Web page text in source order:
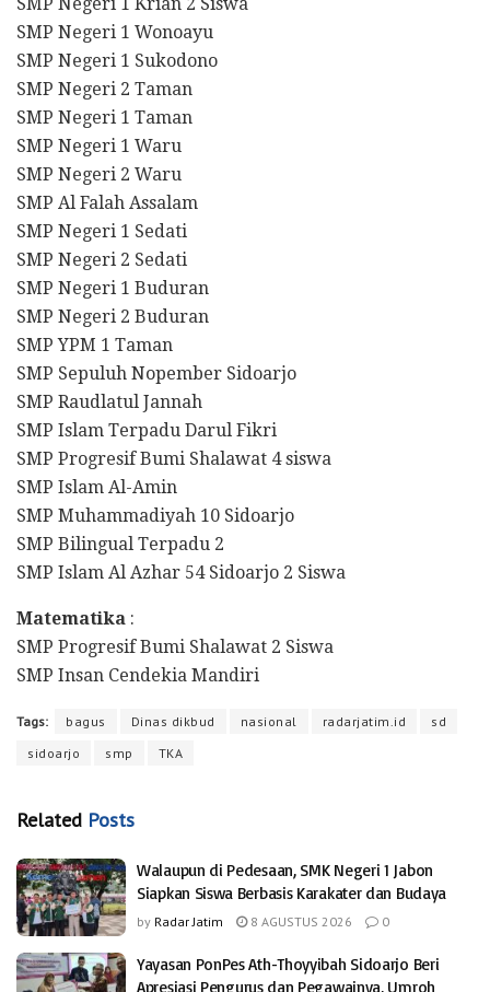
SMP Negeri 1 Wonoayu
SMP Negeri 1 Sukodono
SMP Negeri 2 Taman
SMP Negeri 1 Taman
SMP Negeri 1 Waru
SMP Negeri 2 Waru
SMP Al Falah Assalam
SMP Negeri 1 Sedati
SMP Negeri 2 Sedati
SMP Negeri 1 Buduran
SMP Negeri 2 Buduran
SMP YPM 1 Taman
SMP Sepuluh Nopember Sidoarjo
SMP Raudlatul Jannah
SMP Islam Terpadu Darul Fikri
SMP Progresif Bumi Shalawat 4 siswa
SMP Islam Al-Amin
SMP Muhammadiyah 10 Sidoarjo
SMP Bilingual Terpadu 2
SMP Islam Al Azhar 54 Sidoarjo 2 Siswa
Matematika :
SMP Progresif Bumi Shalawat 2 Siswa
SMP Insan Cendekia Mandiri
Tags: bagus Dinas dikbud nasional radarjatim.id
sd
sidoarjo
smp TKA
Related Posts
Walaupun di Pedesaan, SMK Negeri 1 Jabon
Siapkan Siswa Berbasis Karakater dan Budaya
by Radar Jatim 8 AGUSTUS 2026 0
Yayasan PonPes Ath-Thoyyibah Sidoarjo Beri
Apresiasi Pengurus dan Pegawainya, Umroh